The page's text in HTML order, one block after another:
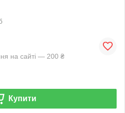
на сайті — 200 ₴
Купити